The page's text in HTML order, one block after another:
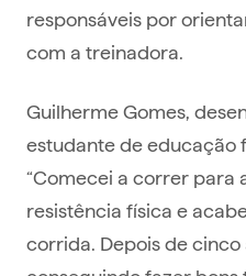
responsáveis por
com a treinadora.
Guilherme Gomes,
estudante de educação
“Comecei a correr para
resistência física e
corrida. Depois de cinco